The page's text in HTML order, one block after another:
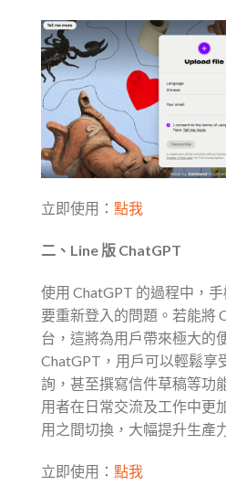
立即使用： 點我
二、Line 版 ChatGPT
使用 ChatGPT 的過程中，
要重新登入的問題。若能將
台，這將為用戶帶來極大的
ChatGPT，用戶可以輕鬆享
詢，甚至撰寫信件草稿等功
用者在日常交流及工作中更
用之間切換，大幅提升生產
立即使用： 點我